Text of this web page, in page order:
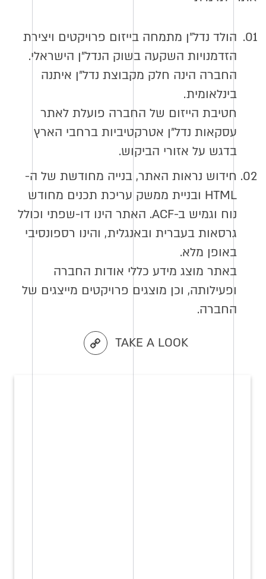
01. הולד נדל״ן מתמחה בייזום פרויקטים ויצירת
הזדמנויות השקעה בשוק הנדל״ן הישראלי.
החברה הינה חלק מקבוצת נדל״ן איתנה
בינלאומית.
חטיבת הייזום של החברה פועלת לאתר
עסקאות נדל״ן אטרקטיביות ברחבי הארץ
בדגש על אזורי הביקוש.
02. חידוש נראות האתר, בנייה מחודשת של ה-
HTML ובניית ממשק עריכת תכנים מחודש
נוח וגמיש ב-ACF. האתר הינו דו-שפתי וכולל
גרסאות בעברית ובאנגלית, והינו רספונסיבי
באופן מלא.
באתר מוצג מידע כללי אודות החברה
ופעילותה, וכן מוצגים פרויקטים מייצגים של
החברה.
TAKE A LOOK